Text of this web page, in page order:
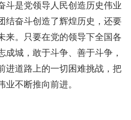
斗是党领导人民创造历史伟业
结奋斗创造了辉煌历史，还要
来。只要在党的领导下全国各
成城，敢于斗争、善于斗争，
进道路上的一切困难挑战，把
不断推向前进。